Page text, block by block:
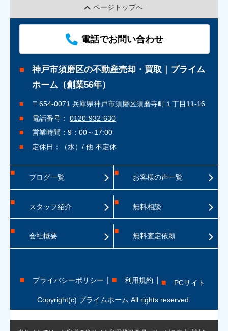
ページトップへ
電話でお問い合わせ
神戸市須磨区の不動産売却・買取｜プライム
ホーム（創業56年）
〒654-0071 兵庫県神戸市須磨区須磨寺町１丁目11-16
電話番号： 0120-932-630
営業時間：9：00～17:00
定休日：（水）/ 他 不定休
ブログ一覧
スタッフ紹介
会社概要
お客様の声一覧
無料相談
無料査定依頼
プライバシーポリシー 利用規約 PCサイト
Copyright(c) プライムホーム All rights reserved.